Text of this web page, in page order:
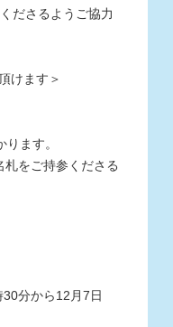
ださるようご協力
けます＞
ます。
をご持参くださる
分から12 月7日